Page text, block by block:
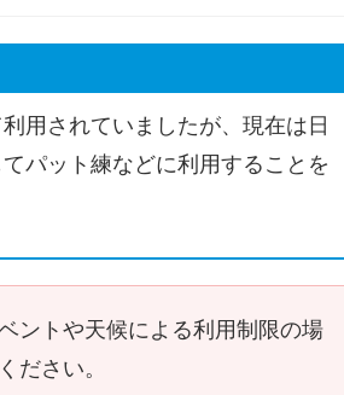
用されていましたが、現在は日
パット練などに利用することを
ントや天候による利用制限の場
ださい。